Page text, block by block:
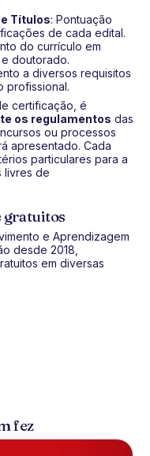
Títulos: Pontuação
de cada edital.
do currículo em
doutorado.
a diversos requisitos
profissional.
certificação, é
os regulamentos das
ou processos
apresentado. Cada
particulares para a
livres de
gratuitos
e Aprendizagem
desde 2018,
em diversas
fez